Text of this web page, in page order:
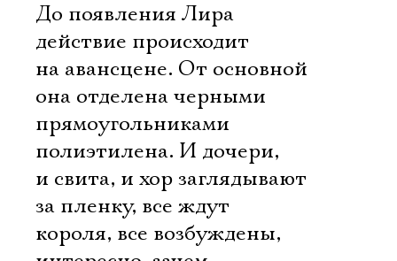
До появления Лира
действие происходит
на авансцене. От основной
она отделена черными
прямоугольниками
полиэтилена. И дочери,
и свита, и хор заглядывают
за пленку, все ждут
короля, все возбуждены,